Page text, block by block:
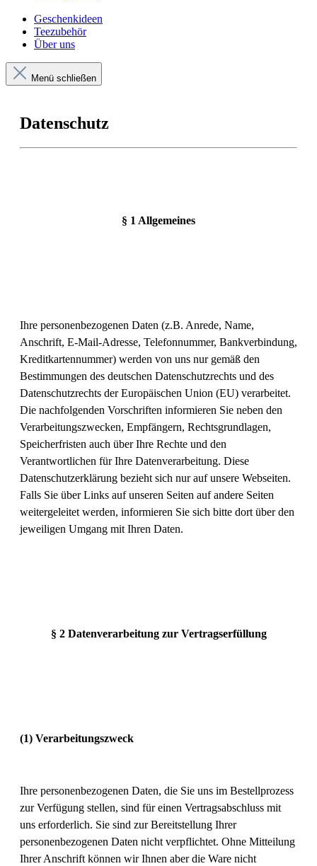
Geschenkideen
Teezubehör
Über uns
Menü schließen
Datenschutz
§ 1 Allgemeines
Ihre personenbezogenen Daten (z.B. Anrede, Name,
Anschrift, E-Mail-Adresse, Telefonnummer, Bankverbindung,
Kreditkartennummer) werden von uns nur gemäß den
Bestimmungen des deutschen Datenschutzrechts und des
Datenschutzrechts der Europäischen Union (EU) verarbeitet.
Die nachfolgenden Vorschriften informieren Sie neben den
Verarbeitungszwecken, Empfängern, Rechtsgrundlagen,
Speicherfristen auch über Ihre Rechte und den
Verantwortlichen für Ihre Datenverarbeitung. Diese
Datenschutzerklärung bezieht sich nur auf unsere Webseiten.
Falls Sie über Links auf unseren Seiten auf andere Seiten
weitergeleitet werden, informieren Sie sich bitte dort über den
jeweiligen Umgang mit Ihren Daten.
§ 2 Datenverarbeitung zur Vertragserfüllung
(1) Verarbeitungszweck
Ihre personenbezogenen Daten, die Sie uns im Bestellprozess
zur Verfügung stellen, sind für einen Vertragsabschluss mit
uns erforderlich. Sie sind zur Bereitstellung Ihrer
personenbezogenen Daten nicht verpflichtet. Ohne Mitteilung
Ihrer Anschrift können wir Ihnen aber die Ware nicht